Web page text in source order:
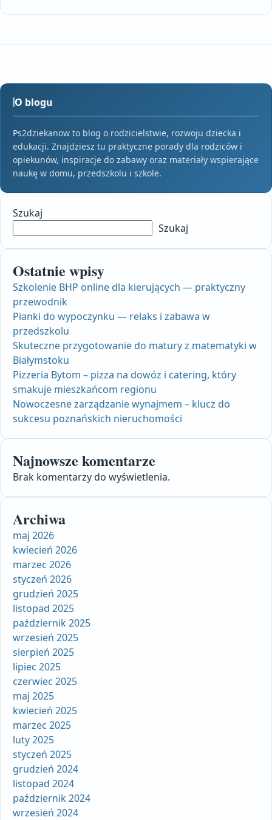
O blogu
Ps2dziekanow to blog o rodzicielstwie, rozwoju dziecka i
edukacji. Znajdziesz tu praktyczne porady dla rodziców i
opiekunów, inspiracje do zabawy oraz materiały wspierające
naukę w domu, przedszkolu i szkole.
Szukaj
Szukaj
Ostatnie wpisy
Szkolenie BHP online dla kierujących — praktyczny
przewodnik
Pianki do wypoczynku — relaks i zabawa w
przedszkolu
Skuteczne przygotowanie do matury z matematyki w
Białymstoku
Pizzeria Bytom – pizza na dowóz i catering, który
smakuje mieszkańcom regionu
Nowoczesne zarządzanie wynajmem – klucz do
sukcesu poznańskich nieruchomości
Najnowsze komentarze
Brak komentarzy do wyświetlenia.
Archiwa
maj 2026
kwiecień 2026
marzec 2026
styczeń 2026
grudzień 2025
listopad 2025
październik 2025
wrzesień 2025
sierpień 2025
lipiec 2025
czerwiec 2025
maj 2025
kwiecień 2025
marzec 2025
luty 2025
styczeń 2025
grudzień 2024
listopad 2024
październik 2024
wrzesień 2024